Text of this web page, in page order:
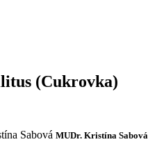
(Cukrovka)
MUDr. Kristína Sabová